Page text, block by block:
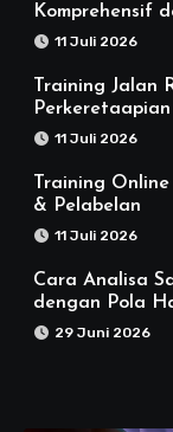
Komprehensif
11 Juli 2026
Training Jalan
Perkeretaapian
11 Juli 2026
Training
& Pelabelan
11 Juli 2026
Cara Analisa
dengan Pola
29 Juni 2026